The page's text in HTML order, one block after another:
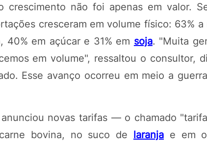
não foi apenas em valor.
cresceram em volume físico: 63% a
40% em açúcar e 31% em soja. "Muita
em volume", ressaltou o consultor,
Esse avanço ocorreu em meio a
novas tarifas — o chamado
bovina, no suco de laranjae em